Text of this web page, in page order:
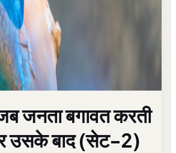
जनता बगावत करती
उसके बाद (सेट-2)